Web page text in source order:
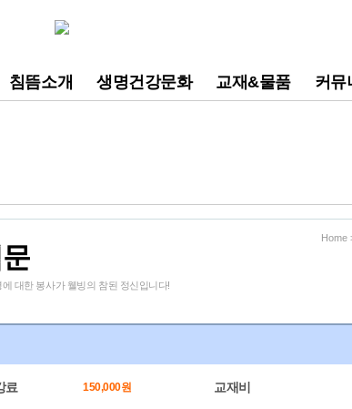
침뜸소개 생명건강문화 교재&물품 커뮤
에 대한 봉사가 웰빙의 참된 정신입니다!
Home
료 150,000원 교재비